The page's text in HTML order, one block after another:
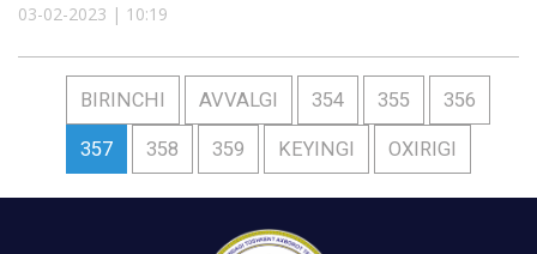
03-02-2023 | 10:19
BIRINCHI AVVALGI 354 355 356
357 358 359 KEYINGI OXIRIGI